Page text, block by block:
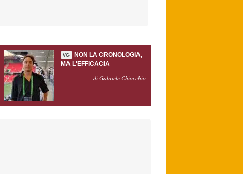
VG
NON LA CRONOLOGIA,
MA L'EFFICACIA
di Gabriele Chiocchio